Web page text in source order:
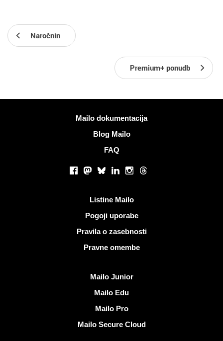
Naročnin
Premium+ ponudb
Mailo dokumentacija
Blog Mailo
FAQ
Facebook
Mastodon
BlueskyLinkedInInstagram
Threads
Listine Mailo
Pogoji uporabe
Pravila o zasebnosti
Pravne omembe
Mailo Junior
Mailo Edu
Mailo Pro
Mailo Secure Cloud